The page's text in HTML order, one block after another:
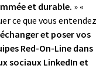
et durable. » «
ce que vous entendez
et poser vos
Red-On-Line dans
sociaux LinkedIn et